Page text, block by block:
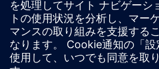
サポート・センター
ご意見・ご要望
違法コピーの連絡先